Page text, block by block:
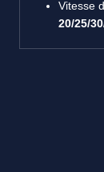
Vitesse
20/25/